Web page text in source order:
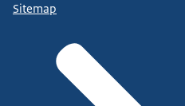
Sitemap